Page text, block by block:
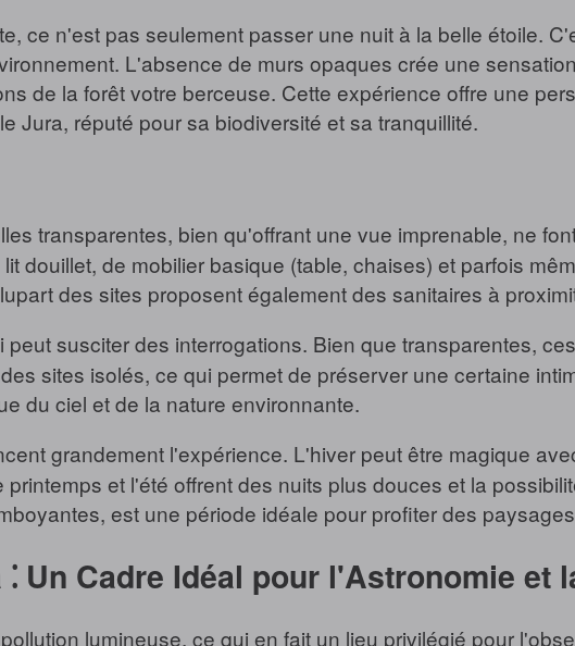
ce n'est pas seulement passer une nuit à la belle étoile.
L'absence de murs opaques crée une
de la forêt votre berceuse. Cette expérience offre une
Jura, réputé pour sa biodiversité et sa tranquillité.
transparentes, bien qu'offrant une vue imprenable, ne
douillet, de mobilier basique (table, chaises) et parfois
des sites proposent également des sanitaires à
susciter des interrogations. Bien que transparentes,
sites isolés, ce qui permet de préserver une certaine
du ciel et de la nature environnante.
grandement l'expérience. L'hiver peut être magique
et l'été offrent des nuits plus douces et la
est une période idéale pour profiter des
⁚ Un Cadre Idéal pour l'Astronomie et
lumineuse, ce qui en fait un lieu privilégié pour